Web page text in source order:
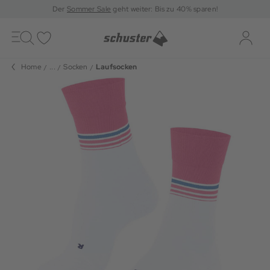
DerSommer Sale geht weiter: Bis zu 40% sparen!
Toggle
navigation
Home ... Socken Laufsocken